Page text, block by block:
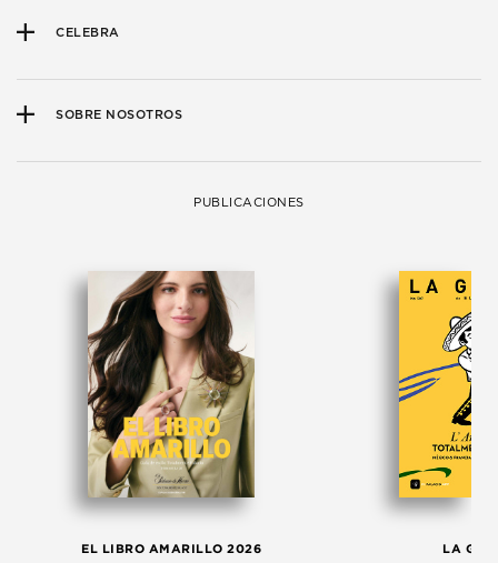
CELEBRA
SOBRE NOSOTROS
PUBLICACIONES
EL LIBRO AMARILLO 2026 LA